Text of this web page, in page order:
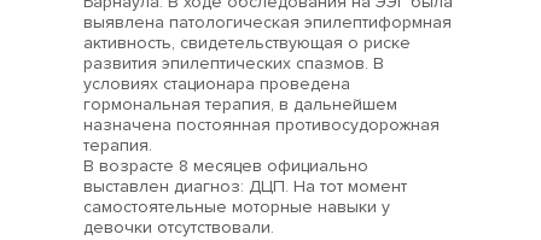
выявлена патологическая эпилептиформная
активность, свидетельствующая о риске
развития эпилептических спазмов. В
условиях стационара проведена
гормональная терапия, в дальнейшем
назначена постоянная противосудорожная
терапия.
В возрасте 8 месяцев официально
выставлен диагноз: ДЦП. На тот момент
самостоятельные моторные навыки у
девочки отсутствовали.